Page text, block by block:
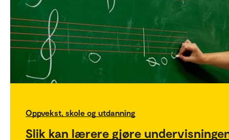
Oppvekst, skole og utdanning
Slik kan lærere gjøre